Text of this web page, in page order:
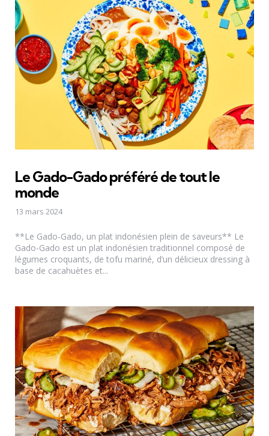
Le Gado-Gado préféré de tout le
monde
13 mars 2024
**Le Gado-Gado, un plat indonésien plein de saveurs** Le
Gado-Gado est un plat indonésien traditionnel composé de
légumes croquants, de tofu mariné, d’un délicieux dressing à
base de cacahuètes et...